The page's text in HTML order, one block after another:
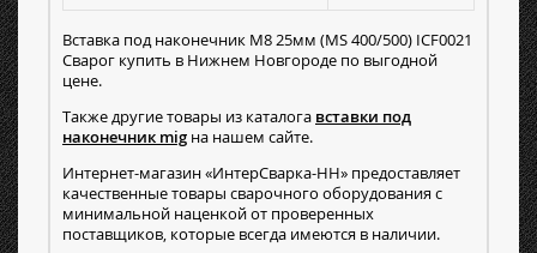
Вставка под наконечник M8 25мм (MS 400/500) ICF0021
Сварог купить в Нижнем Новгороде по выгодной
цене.
Также другие товары из каталога вставки под
наконечник mig на нашем сайте.
Интернет-магазин «ИнтерСварка-НН» предоставляет
качественные товары сварочного оборудования с
минимальной наценкой от проверенных
поставщиков, которые всегда имеются в наличии.